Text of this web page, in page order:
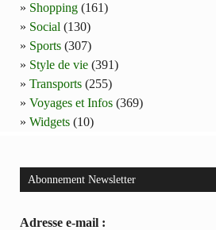
Shopping (161)
Social (130)
Sports (307)
Style de vie (391)
Transports (255)
Voyages et Infos (369)
Widgets (10)
Abonnement Newsletter
Adresse e-mail :